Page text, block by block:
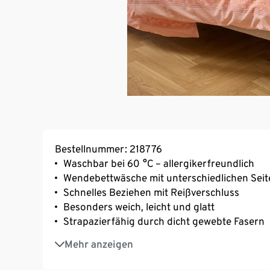
Bestellnummer: 218776
Waschbar bei 60 °C – allergikerfreundlich
Wendebettwäsche mit unterschiedlichen
Schnelles Beziehen mit Reißverschluss
Besonders weich, leicht und glatt
Strapazierfähig durch dicht gewebte Fasern
Mehr anzeigen
Temperaturausgleichend